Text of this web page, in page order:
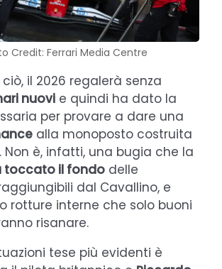
Credit: Ferrari Media Centre
il 2026 regalerà senza
nuovi e quindi ha dato la
per provare a dare una
alla monoposto costruita
Non è, infatti, una bugia che la
toccato il fondo delle
dal Cavallino, e
rotture interne che solo buoni
risanare.
tese più evidenti è